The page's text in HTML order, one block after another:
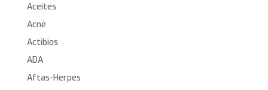
Aceites
Acné
Actibios
ADA
Aftas-Herpes